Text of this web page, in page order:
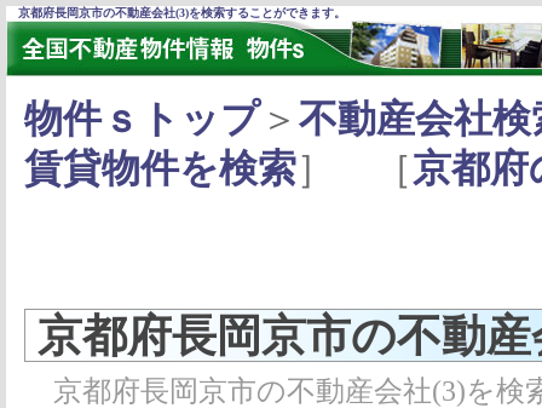
京都府長岡京市の不動産会社(3)を検索することができます。
物件ｓトップ＞ 不動産会社検
賃貸物件を検索］ ［京都府
京都府長岡京市の不動産
京都府長岡京市の不動産会社(3)を検